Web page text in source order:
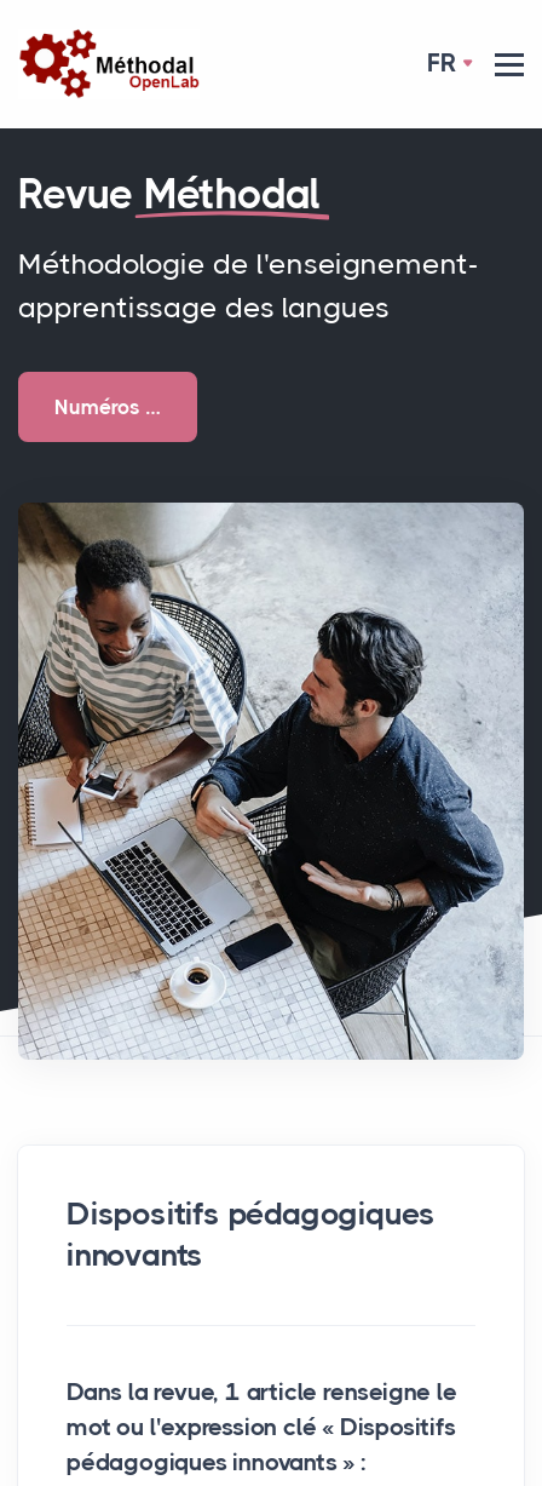
FR
Revue Méthodal
Méthodologie de l'enseignement-
apprentissage des langues
Numéros …
Dispositifs pédagogiques
innovants
Dans la revue, 1 article renseigne le
mot ou l'expression clé « Dispositifs
pédagogiques innovants » :